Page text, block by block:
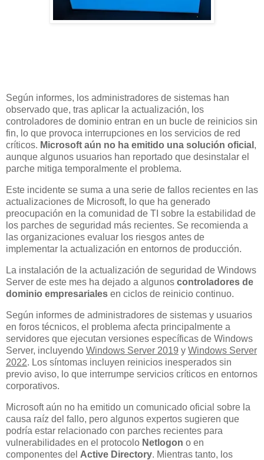
Según informes, los administradores de sistemas han
observado que, tras aplicar la actualización, los
controladores de dominio entran en un bucle de reinicios sin
fin, lo que provoca interrupciones en los servicios de red
críticos. Microsoft aún no ha emitido una solución oficial ,
aunque algunos usuarios han reportado que desinstalar el
parche mitiga temporalmente el problema.
Este incidente se suma a una serie de fallos recientes en las
actualizaciones de Microsoft, lo que ha generado
preocupación en la comunidad de TI sobre la estabilidad de
los parches de seguridad más recientes. Se recomienda a
las organizaciones evaluar los riesgos antes de
implementar la actualización en entornos de producción.
La instalación de la actualización de seguridad de Windows
Server de este mes ha dejado a algunos controladores de
dominio empresariales en ciclos de reinicio continuo.
Según informes de administradores de sistemas y usuarios
en foros técnicos, el problema afecta principalmente a
servidores que ejecutan versiones específicas de Windows
Server, incluyendo Windows Server 2019 y Windows Server
2022. Los síntomas incluyen reinicios inesperados sin
previo aviso, lo que interrumpe servicios críticos en entornos
corporativos.
Microsoft aún no ha emitido un comunicado oficial sobre la
causa raíz del fallo, pero algunos expertos sugieren que
podría estar relacionado con parches recientes para
vulnerabilidades en el protocolo Netlogon o en
componentes del Active Directory. Mientras tanto, los